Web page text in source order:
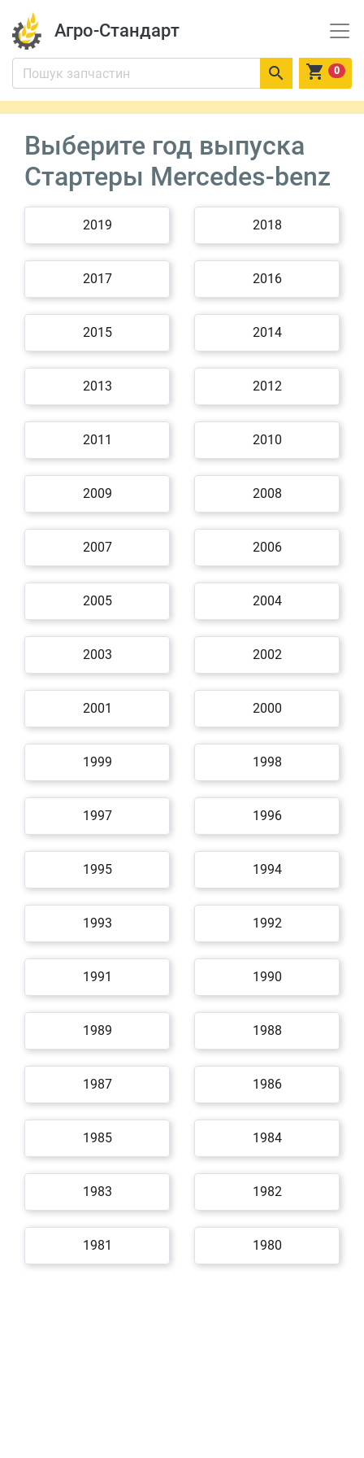
Агро-Стандарт
  0
Выберите год выпуска
Стартеры Mercedes-benz
2019 2018
2017 2016
2015 2014
2013 2012
2011 2010
2009 2008
2007 2006
2005 2004
2003 2002
2001 2000
1999 1998
1997 1996
1995 1994
1993 1992
1991 1990
1989 1988
1987 1986
1985 1984
1983 1982
1981 1980